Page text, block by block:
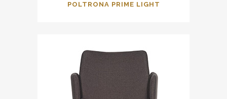
POLTRONA PRIME LIGHT